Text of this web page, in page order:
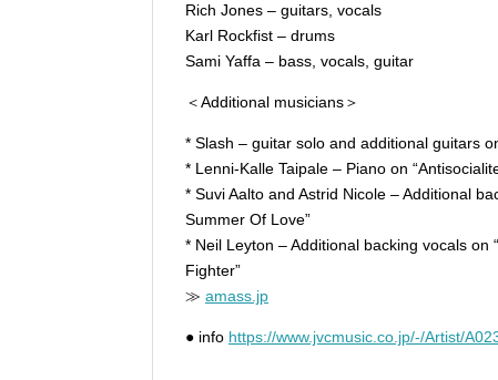
Rich Jones – guitars, vocals
Karl Rockfist – drums
Sami Yaffa – bass, vocals, guitar
＜Additional musicians＞
* Slash – guitar solo and additional guitars
* Lenni-Kalle Taipale – Piano on
* Suvi Aalto and Astrid Nicole – Additional
Summer Of Love”
* Neil Leyton – Additional backing vocals on
Fighter”
≫ amass.jp
● info https://www.jvcmusic.co.jp/-/Artist/